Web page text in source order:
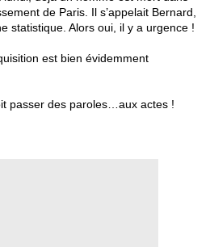
de Paris. Il s’appelait Bernard,
statistique. Alors oui, il y a urgence !
est bien évidemment
passer des paroles…aux actes !